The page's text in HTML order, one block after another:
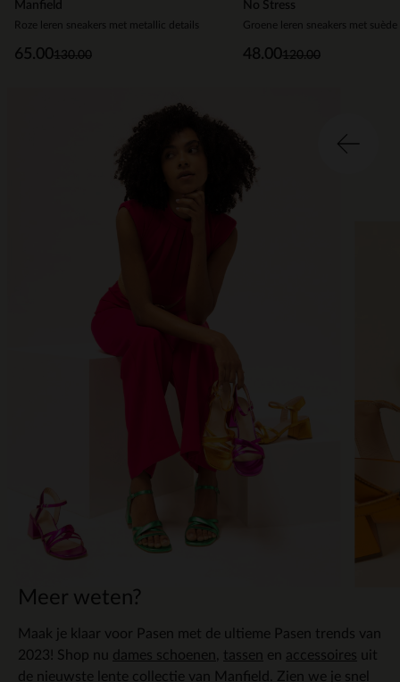
Manfield
Roze leren sneakers met metallic details
130.00
65.00
No Stress
Groene leren sneakers met
120.00
48.00
Meer weten?
Maak je klaar voor Pasen met de ultieme Pasen trends van
2023! Shop nu dames schoenen, tassen en accessoires uit
de nieuwste lente collectie van Manfield. Zien we je snel